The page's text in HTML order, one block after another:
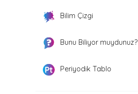
Bilim Çizgi
Bunu Biliyor muydunuz?
Periyodik Tablo